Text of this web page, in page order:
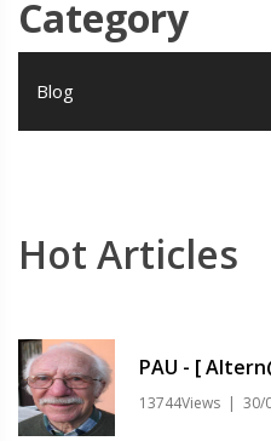
Category
Blog
Hot Articles
PAU - [
13744Views | 30/